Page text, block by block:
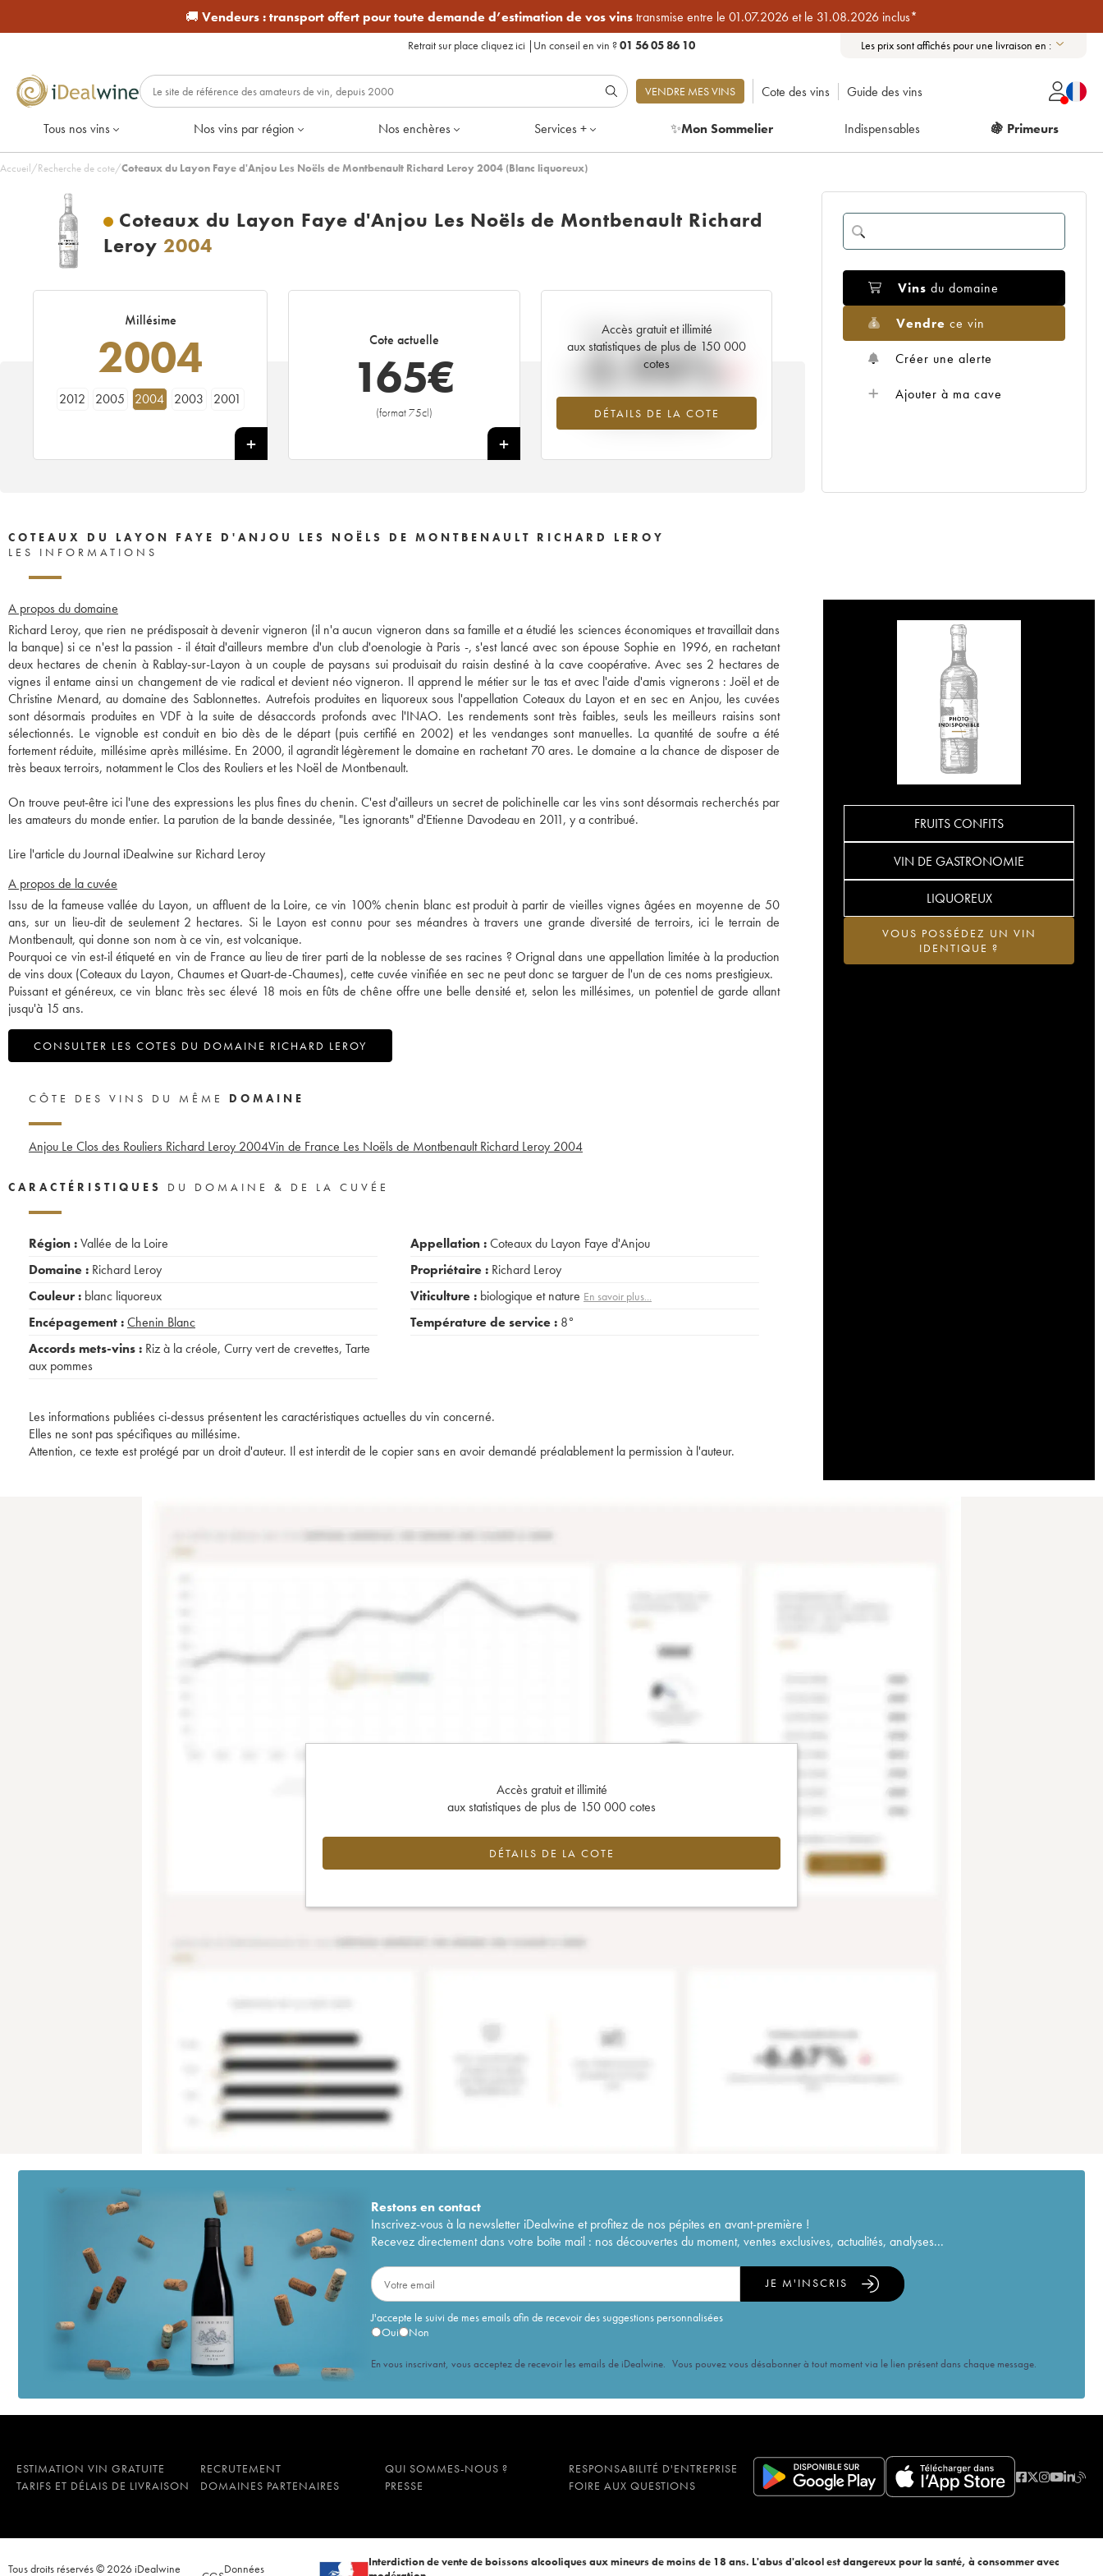
🚚 Vendeurs :transport offert pour toute demande d’estimation de vos vinstransmise entre le 01.07.2026 et le 31.08.2026 inclus*
Retrait sur place cliquez ici | Un conseil en vin ?01 56 05 86 10 Les prix sont affichés pour une livraison en :
VENDRE MES VINS Cote des vins Guide des vins
Tous nos vins Nos vins par région Nos enchères Services + ✨Mon Sommelier Indispensables 🍇 Primeurs
Accueil/Recherche de cote/Coteaux du Layon Faye d'Anjou Les Noëls de Montbenault Richard Leroy 2004 (Blanc liquoreux)
Coteaux du Layon Faye d'Anjou Les Noëls de Montbenault Richard
Leroy 2004
Millésime
2004
2012 2005 2004 2003 2001
Cote actuelle
165€
(format 75cl)
+
Accès gratuit et illimité
aux statistiques de plus de 150 000
cotes
DÉTAILS DE LA COTE
Tendance actuelle de la cote
-3.94%
Tendance à la baisse du millésime 2004
en 2026 par rapport à 2025
Vins du domaine
Vendre ce vin
Créer une alerte
Ajouter à ma cave
COTEAUX DU LAYON FAYE D'ANJOU LES NOËLS DE MONTBENAULT RICHARD LEROY
LES INFORMATIONS
A propos du domaine
Richard Leroy, que rien ne prédisposait à devenir vigneron (il n'a aucun vigneron dans sa famille et a étudié les sciences économiques et travaillait dans
la banque) si ce n'est la passion - il était d'ailleurs membre d'un club d'oenologie à Paris -, s'est lancé avec son épouse Sophie en 1996, en rachetant
deux hectares de chenin à Rablay-sur-Layon à un couple de paysans sui produisait du raisin destiné à la cave coopérative. Avec ses 2 hectares de
vignes il entame ainsi un changement de vie radical et devient néo vigneron. Il apprend le métier sur le tas et avec l'aide d'amis vignerons : Joël et de
Christine Menard, au domaine des Sablonnettes. Autrefois produites en liquoreux sous l'appellation Coteaux du Layon et en sec en Anjou, les cuvées
sont désormais produites en VDF à la suite de désaccords profonds avec l'INAO. Les rendements sont très faibles, seuls les meilleurs raisins sont
sélectionnés. Le vignoble est conduit en bio dès de le départ (puis certifié en 2002) et les vendanges sont manuelles. La quantité de soufre a été
fortement réduite, millésime après millésime. En 2000, il agrandit légèrement le domaine en rachetant 70 ares. Le domaine a la chance de disposer de
très beaux terroirs, notamment le Clos des Rouliers et les Noël de Montbenault.
On trouve peut-être ici l'une des expressions les plus fines du chenin. C'est d'ailleurs un secret de polichinelle car les vins sont désormais recherchés par
les amateurs du monde entier. La parution de la bande dessinée, "Les ignorants" d'Etienne Davodeau en 2011, y a contribué.
Lire l'article du Journal iDealwine sur Richard Leroy
A propos de la cuvée
Issu de la fameuse vallée du Layon, un affluent de la Loire, ce vin 100% chenin blanc est produit à partir de vieilles vignes âgées en moyenne de 50
ans, sur un lieu-dit de seulement 2 hectares. Si le Layon est connu pour ses méandres à travers une grande diversité de terroirs, ici le terrain de
Montbenault, qui donne son nom à ce vin, est volcanique.
Pourquoi ce vin est-il étiqueté en vin de France au lieu de tirer parti de la noblesse de ses racines ? Orignal dans une appellation limitée à la production
de vins doux (Coteaux du Layon, Chaumes et Quart-de-Chaumes), cette cuvée vinifiée en sec ne peut donc se targuer de l'un de ces noms prestigieux.
Puissant et généreux, ce vin blanc très sec élevé 18 mois en fûts de chêne offre une belle densité et, selon les millésimes, un potentiel de garde allant
jusqu'à 15 ans.
CONSULTER LES COTES DU DOMAINE RICHARD LEROY
FRUITS CONFITS
VIN DE GASTRONOMIE
LIQUOREUX
VOUS POSSÉDEZ UN VIN
IDENTIQUE ?
CÔTE DES VINS DU MÊME DOMAINE
Anjou Le Clos des Rouliers Richard Leroy 2004Vin de France Les Noëls de Montbenault Richard Leroy 2004
CARACTÉRISTIQUES DU DOMAINE & DE LA CUVÉE
Région :Vallée de la Loire
Domaine : Richard Leroy
Couleur : blanc liquoreux
Encépagement :Chenin Blanc
Accords mets-vins : Riz à la créole, Curry vert de crevettes, Tarte
aux pommes
Appellation :Coteaux du Layon Faye d'Anjou
Propriétaire : Richard Leroy
Viticulture : biologique et nature En savoir plus...
Température de service : 8°
Les informations publiées ci-dessus présentent les caractéristiques actuelles du vin concerné.
Elles ne sont pas spécifiques au millésime.
Attention, ce texte est protégé par un droit d'auteur. Il est interdit de le copier sans en avoir demandé préalablement la permission à l'auteur.
Accès gratuit et illimité
aux statistiques de plus de 150 000 cotes
DÉTAILS DE LA COTE
Restons encontact
Inscrivez-vous à la newsletter iDealwine et profitez de nos pépites en avant-première !
Recevez directement dans votre boîte mail : nos découvertes du moment, ventes exclusives, actualités, analyses...
J'accepte le suivi de mes emails afin de recevoir des suggestions personnalisées
Oui
Non
JE M'INSCRIS
En vous inscrivant, vous acceptez de recevoir les emails de iDealwine. Vous pouvez vous désabonner à tout moment via le lien présent dans chaque message.
ESTIMATION VIN GRATUITE RECRUTEMENT QUI SOMMES-NOUS ?
RESPONSABILITÉ D'ENTREPRISE
TARIFS ET DÉLAIS DE LIVRAISON
DOMAINES PARTENAIRES PRESSE FOIRE AUX QUESTIONS
Tous droits réservés © 2026 iDealwine
Données
Interdiction de vente de boissons alcooliques aux mineurs de moins de 18 ans. L'abus d'alcool est dangereux pour la santé, à consommer avec